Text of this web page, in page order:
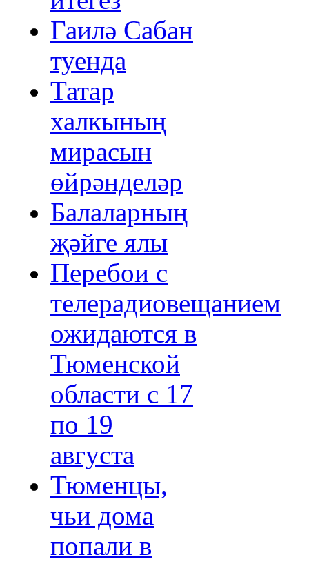
Гаилә Сабан
туенда
Татар
халкының
мирасын
өйрәнделәр
Балаларның
җәйге ялы
Перебои с
телерадиовещанием
ожидаются в
Тюменской
области с 17
по 19
августа
Тюменцы,
чьи дома
попали в